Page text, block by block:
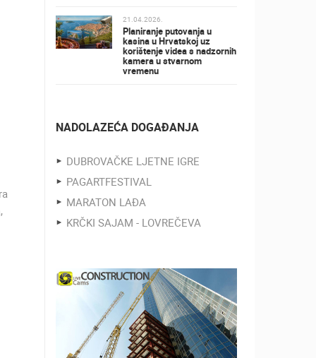
21.04.2026.
Planiranje putovanja u
kasina u Hrvatskoj uz
korištenje videa s nadzornih
kamera u stvarnom
vremenu
NADOLAZEĆA DOGAĐANJA
DUBROVAČKE LJETNE IGRE
PAGARTFESTIVAL
MARATON LAĐA
KRČKI SAJAM - LOVREČEVA